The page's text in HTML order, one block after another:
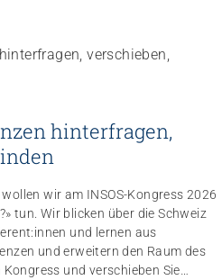
hinterfragen,
wir am INSOS-Kongress 2026
tun. Wir blicken über die Schweiz
und lernen aus
und erweitern den Raum des
und verschieben Sie